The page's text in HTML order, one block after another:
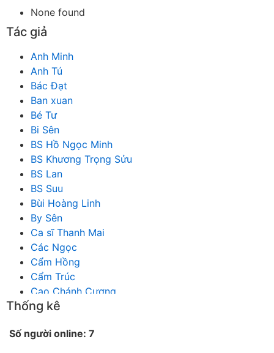
None found
Tác giả
Anh Minh
Anh Tú
Bác Đạt
Ban xuan
Bé Tư
Bi Sên
BS Hồ Ngọc Minh
BS Khương Trọng Sửu
BS Lan
BS Suu
Bùi Hoàng Linh
By Sên
Ca sĩ Thanh Mai
Các Ngọc
Cẩm Hồng
Cẩm Trúc
Cao Chánh Cương
Cao Nhật Quyên
Chích Chị
Thống kê
Số người online: 7